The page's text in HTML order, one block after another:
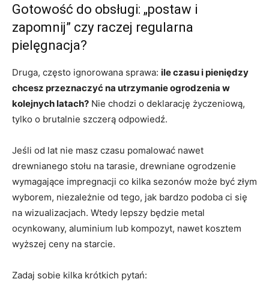
Gotowość do obsługi: „postaw i
zapomnij” czy raczej regularna
pielęgnacja?
Druga, często ignorowana sprawa: ile czasu i pieniędzy
chcesz przeznaczyć na utrzymanie ogrodzenia w
kolejnych latach? Nie chodzi o deklarację życzeniową,
tylko o brutalnie szczerą odpowiedź.
Jeśli od lat nie masz czasu pomalować nawet
drewnianego stołu na tarasie, drewniane ogrodzenie
wymagające impregnacji co kilka sezonów może być złym
wyborem, niezależnie od tego, jak bardzo podoba ci się
na wizualizacjach. Wtedy lepszy będzie metal
ocynkowany, aluminium lub kompozyt, nawet kosztem
wyższej ceny na starcie.
Zadaj sobie kilka krótkich pytań: